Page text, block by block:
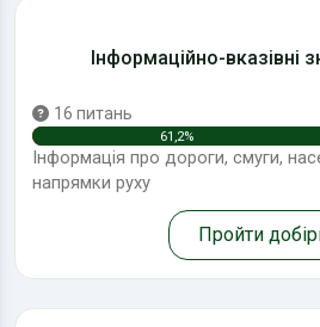
Інформаційно-вказівні
16 питань
61,2%
Інформація про дороги, смуги,
напрямки руху
Пройти